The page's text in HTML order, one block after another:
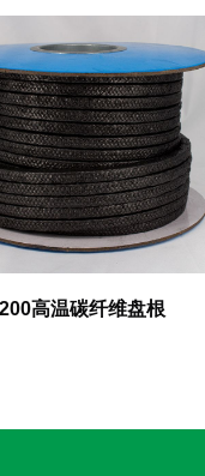
高温碳纤维盘根